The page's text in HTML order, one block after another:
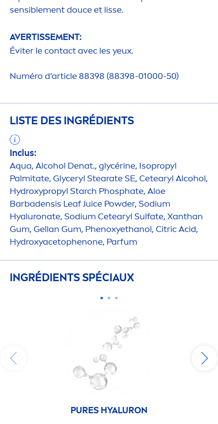
sensiblement douce et lisse.
AVERTISSEMENT:
Éviter le contact avec les yeux.
Numéro d’article 88398 (88398-01000-50)
LISTE DES INGRÉDIENTS
Inclus:
Aqua, Alcohol Denat., glycérine, Isopropyl
Palmitate, Glyceryl Stearate SE, Cetearyl Alcohol,
Hydroxypropyl Starch Phosphate, Aloe
Barbadensis Leaf Juice Powder, Sodium
Hyaluronate, Sodium Cetearyl Sulfate, Xanthan
Gum, Gellan Gum, Phenoxyethanol, Citric Acid,
Hydroxyacetophenone, Parfum
INGRÉDIENTS SPÉCIAUX
PURES HYALURON